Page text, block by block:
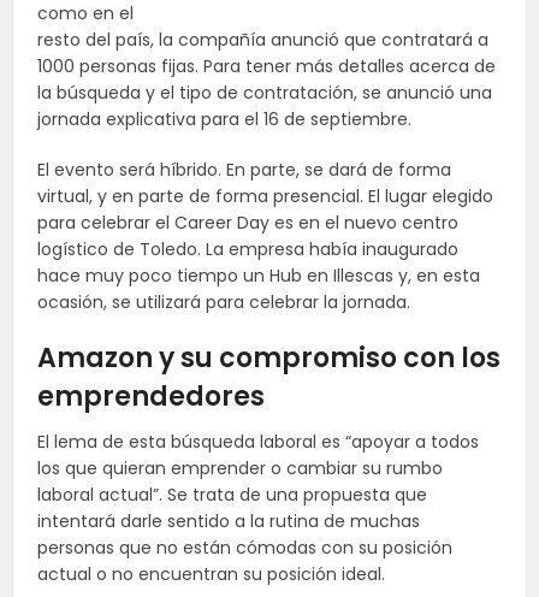
como en el
resto del país, la compañía anunció que contratará a
1000 personas fijas. Para tener más detalles acerca de
la búsqueda y el tipo de contratación, se anunció una
jornada explicativa para el 16 de septiembre.
El evento será híbrido. En parte, se dará de forma
virtual, y en parte de forma presencial. El lugar elegido
para celebrar el Career Day es en el nuevo centro
logístico de Toledo. La empresa había inaugurado
hace muy poco tiempo un Hub en Illescas y, en esta
ocasión, se utilizará para celebrar la jornada.
Amazon y su compromiso con los
emprendedores
El lema de esta búsqueda laboral es “apoyar a todos
los que quieran emprender o cambiar su rumbo
laboral actual”. Se trata de una propuesta que
intentará darle sentido a la rutina de muchas
personas que no están cómodas con su posición
actual o no encuentran su posición ideal.